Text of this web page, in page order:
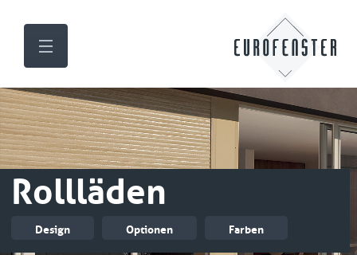
Rollläden
Design Optionen Farben